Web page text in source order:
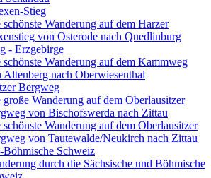
Stieg
schönste Wanderung auf dem Harzer
von Osterode nach Quedlinburg
- Erzgebirge
schönste Wanderung auf dem Kammweg
Altenberg nach Oberwiesenthal
Bergweg
große Wanderung auf dem Oberlausitzer
von Bischofswerda nach Zittau
schönste Wanderung auf dem Oberlausitzer
von Tautewalde/Neukirch nach Zittau
Böhmische Schweiz
durch die Sächsische und Böhmische